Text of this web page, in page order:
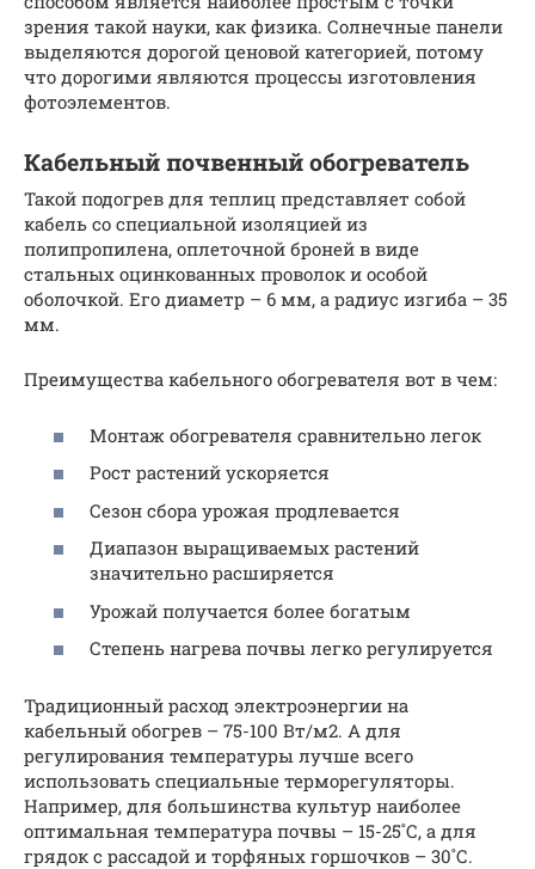
зрения такой науки, как физика. Солнечные панели
выделяются дорогой ценовой категорией, потому
что дорогими являются процессы изготовления
фотоэлементов.
Кабельный почвенный обогреватель
Такой подогрев для теплиц представляет собой
кабель со специальной изоляцией из
полипропилена, оплеточной броней в виде
стальных оцинкованных проволок и особой
оболочкой. Его диаметр – 6 мм, а радиус изгиба – 35
мм.
Преимущества кабельного обогревателя вот в чем:
Монтаж обогревателя сравнительно легок
Рост растений ускоряется
Сезон сбора урожая продлевается
Диапазон выращиваемых растений
значительно расширяется
Урожай получается более богатым
Степень нагрева почвы легко регулируется
Традиционный расход электроэнергии на
кабельный обогрев – 75-100 Вт/м2. А для
регулирования температуры лучше всего
использовать специальные терморегуляторы.
Например, для большинства культур наиболее
оптимальная температура почвы – 15-25˚С, а для
грядок с рассадой и торфяных горшочков – 30˚С.